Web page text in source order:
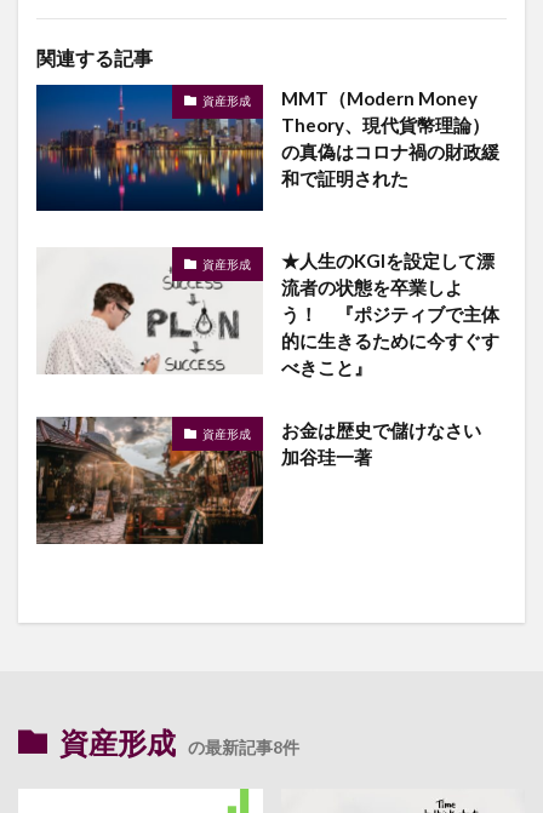
関連する記事
資産形成
MMT（Modern Money
Theory、現代貨幣理論）
の真偽はコロナ禍の財政緩
和で証明された
資産形成
★人生のKGIを設定して漂
流者の状態を卒業しよ
う！ 『ポジティブで主体
的に生きるために今すぐす
べきこと』
資産形成
お金は歴史で儲けなさい
加谷珪一著
資産形成 の最新記事8件